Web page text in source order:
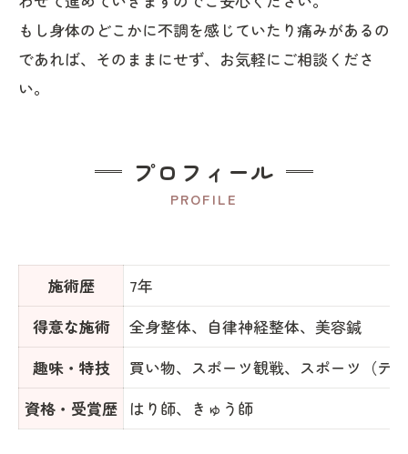
もし身体のどこかに不調を感じていたり痛みがあるの
であれば、そのままにせず、お気軽にご相談くださ
い。
プロフィール
PROFILE
施術歴
7年
得意な施術
全身整体、自律神経整体、美容鍼
趣味・特技
買い物、スポーツ観戦、スポーツ（テ
資格・受賞歴 はり師、きゅう師